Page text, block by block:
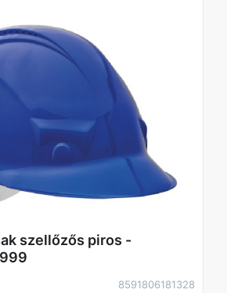
szellőzős piros -
8591806181328